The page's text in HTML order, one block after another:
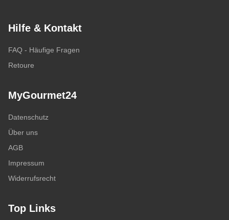
Hilfe & Kontakt
FAQ - Häufige Fragen
Retoure
MyGourmet24
Datenschutz
Über uns
AGB
Impressum
Widerrufsrecht
Top Links